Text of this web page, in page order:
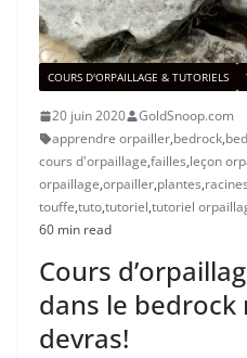
COURS D'ORPAILLAGE & TUTORIELS
20 juin 2020
GoldSnoop.com
apprendre orpailler,bedrock,
cours d'orpaillage,failles,leçon
orpaillage,orpailler,plantes,racines
touffe,tuto,tutoriel,tutoriel
60 min read
Cours
dans le bedrock
devras!